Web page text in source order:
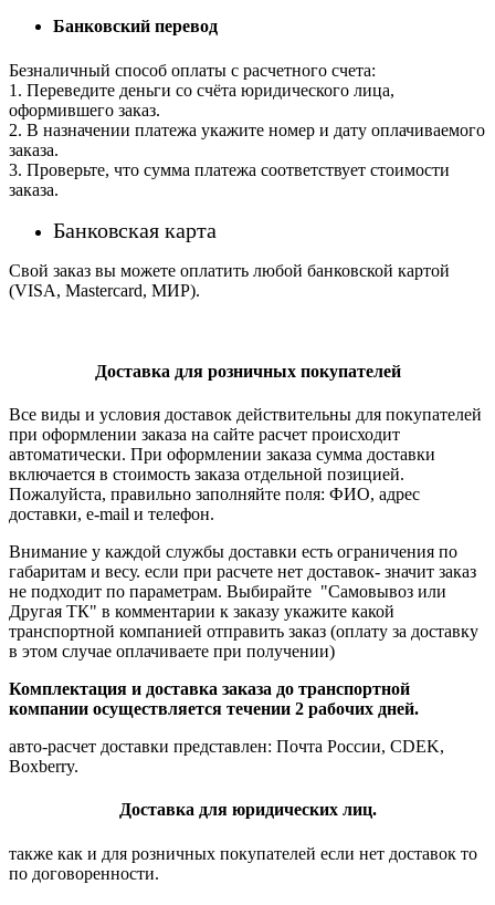
Банковский перевод
Безналичный способ оплаты с расчетного счета:
1. Переведите деньги со счёта юридического лица,
оформившего заказ.
2. В назначении платежа укажите номер и дату оплачиваемого
заказа.
3. Проверьте, что сумма платежа соответствует стоимости
заказа.
Банковская карта
Свой заказ вы можете оплатить любой банковской картой
(VISA, Mastercard, МИР).
Доставка для розничных покупателей
Все виды и условия доставок действительны для покупателей
при оформлении заказа на сайте расчет происходит
автоматически. При оформлении заказа сумма доставки
включается в стоимость заказа отдельной позицией.
Пожалуйста, правильно заполняйте поля: ФИО, адрес
доставки, e-mail и телефон.
Внимание у каждой службы доставки есть ограничения по
габаритам и весу. если при расчете нет доставок- значит заказ
не подходит по параметрам. Выбирайте "Самовывоз или
Другая ТК" в комментарии к заказу укажите какой
транспортной компанией отправить заказ (оплату за доставку
в этом случае оплачиваете при получении)
Комплектация и доставка заказа до транспортной
компании осуществляется течении 2 рабочих дней.
авто-расчет доставки представлен: Почта России, CDEK,
Boxberry.
Доставка для юридических лиц.
также как и для розничных покупателей если нет доставок то
по договоренности.